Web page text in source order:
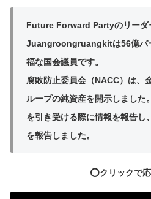
Future Forward Partyのリー
Juangroongruangkitは56億バ
福な国会議員です。
腐敗防止委員会（NACC）は、
ループの純資産を開示しました
を引き受ける際に情報を報告し
を報告しました。
⭕️クリックで